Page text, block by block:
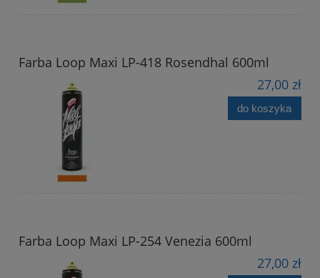
Farba Loop Maxi LP-418 Rosendhal 600ml
27,00 zł
do koszyka
Farba Loop Maxi LP-254 Venezia 600ml
27,00 zł